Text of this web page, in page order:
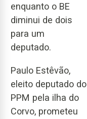
enquanto o BE
diminui de dois
para um
deputado.
Paulo Estêvão,
eleito deputado do
PPM pela ilha do
Corvo, prometeu